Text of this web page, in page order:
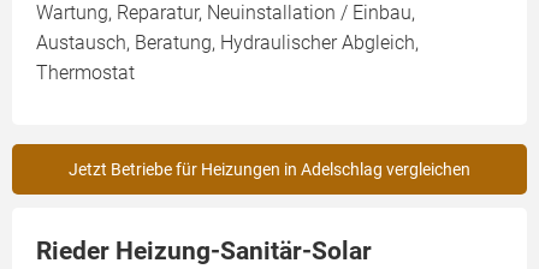
Wartung, Reparatur, Neuinstallation / Einbau,
Austausch, Beratung, Hydraulischer Abgleich,
Thermostat
Jetzt Betriebe für Heizungen in Adelschlag vergleichen
Rieder Heizung-Sanitär-Solar